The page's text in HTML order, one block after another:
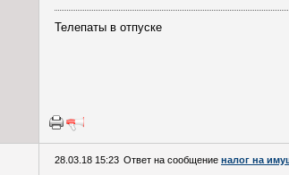
Телепаты в отпуске
28.03.18 15:23 Ответ на сообщение налог на